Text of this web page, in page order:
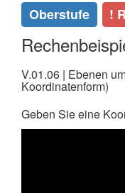
Oberstufe !
V.01.06 | Ebenen
Koordinatenform)
Geben Sie eine